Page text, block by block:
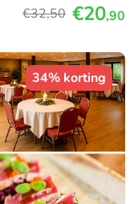
€32,50 €20,90
34% korting